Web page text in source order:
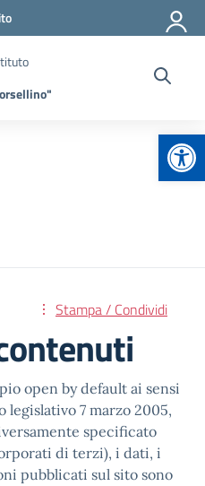
Stampa / Condividi
open by default ai sensi
legislativo 7 marzo 2005,
specificato
di terzi), i dati, i
pubblicati sul sito sono